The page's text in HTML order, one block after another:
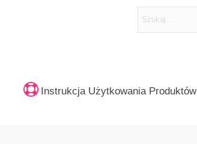
Instrukcja Użytkowania Produktów